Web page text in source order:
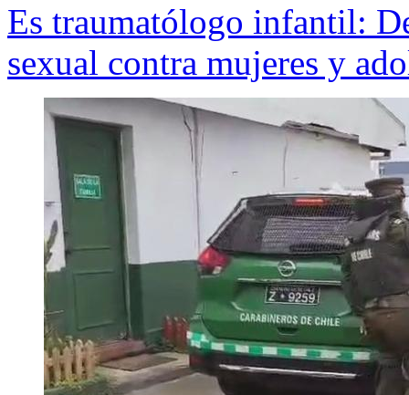
Es traumatólogo infantil:
sexual contra mujeres y